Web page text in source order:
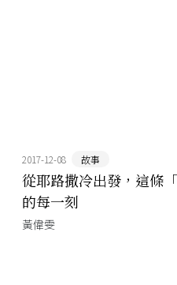
2017-12-08 故事
從耶路撒冷出發，這條
的每一刻
黃偉雯